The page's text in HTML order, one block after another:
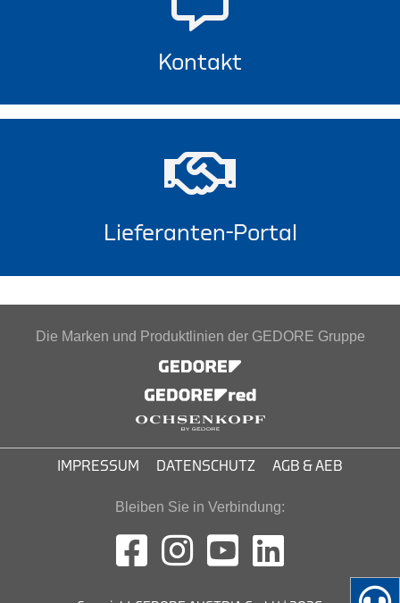
Kontakt
Lieferanten-Portal
Die Marken und Produktlinien der GEDORE Gruppe
IMPRESSUM DATENSCHUTZ AGB & AEB
Bleiben Sie in Verbindung: